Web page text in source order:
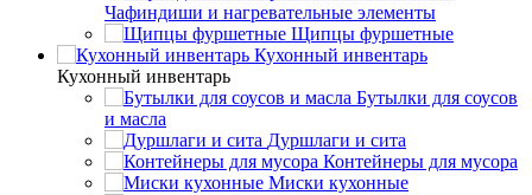
Чафиндиши и нагревательные элементы
Щипцы фуршетные
Кухонный инвентарь
Кухонный инвентарь
Бутылки для соусов
и масла
Дуршлаги и сита
Контейнеры для мусора
Миски кухонные